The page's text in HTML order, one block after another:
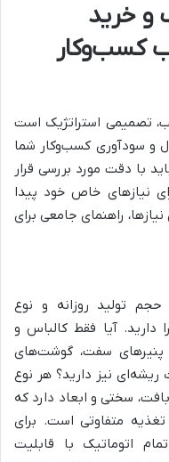
و خرید
کسب‌وکار
تصمیمی استراتژیک است
و سودآوری کسب‌وکار شما
با دقت مورد بررسی قرار
نیازهای خاص خود پیدا
راهنمای جامعی برای
حجم تولید روزانه و نوع
آیا فقط کالباس و
پنیرهای سفت، گوشت‌های
نیز دارید؟ هر نوع
سختی و ابعاد دارد که
متفاوتی است. برای
اتوماتیک با قابلیت